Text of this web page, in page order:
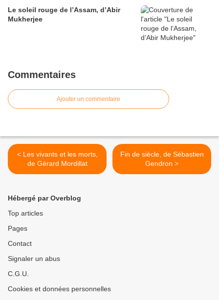
Le soleil rouge de l’Assam, d’Abir
Mukherjee
Commentaires
Ajouter un commentaire
< Les vivants et les morts,
de Gérard Mordillat
Fin de siècle, de Sébastien
Gendron >
Hébergé par Overblog
Top articles
Pages
Contact
Signaler un abus
C.G.U.
Cookies et données personnelles